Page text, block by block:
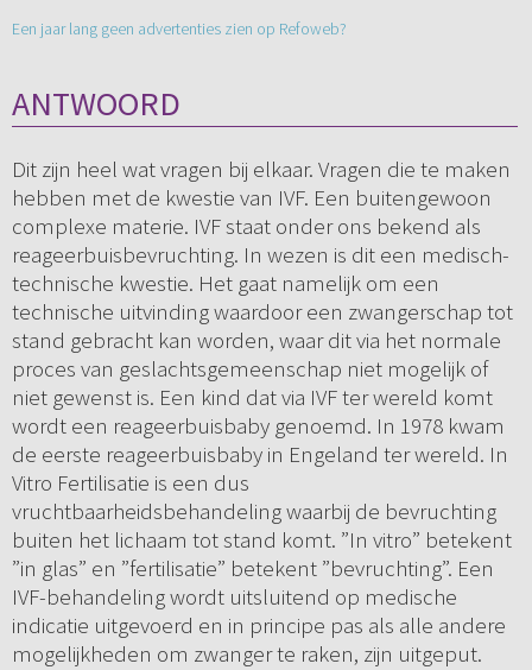
Een jaar lang geen advertenties zien op Refoweb?
ANTWOORD
Dit zijn heel wat vragen bij elkaar. Vragen die te maken
hebben met de kwestie van IVF. Een buitengewoon
complexe materie. IVF staat onder ons bekend als
reageerbuisbevruchting. In wezen is dit een medisch-
technische kwestie. Het gaat namelijk om een
technische uitvinding waardoor een zwangerschap tot
stand gebracht kan worden, waar dit via het normale
proces van geslachtsgemeenschap niet mogelijk of
niet gewenst is. Een kind dat via IVF ter wereld komt
wordt een reageerbuisbaby genoemd. In 1978 kwam
de eerste reageerbuisbaby in Engeland ter wereld. In
Vitro Fertilisatie is een dus
vruchtbaarheidsbehandeling waarbij de bevruchting
buiten het lichaam tot stand komt. ”In vitro” betekent
”in glas” en ”fertilisatie” betekent ”bevruchting”. Een
IVF-behandeling wordt uitsluitend op medische
indicatie uitgevoerd en in principe pas als alle andere
mogelijkheden om zwanger te raken, zijn uitgeput.